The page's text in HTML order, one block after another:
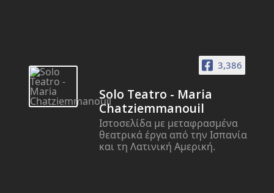
3,386
Solo Teatro - Maria
Chatziemmanouil
Ιστοσελίδα με μεταφρασμένα
θεατρικά έργα από την Ισπανία
και τη Λατινική Αμερική.